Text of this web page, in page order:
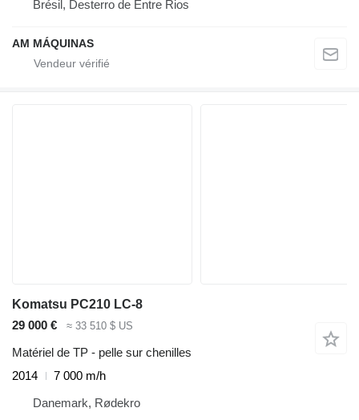
Brésil, Desterro de Entre Rios
AM MÁQUINAS
Komatsu PC210 LC-8
29 000 €
≈ 33 510 $ US
Matériel de TP - pelle sur chenilles
2014
7 000 m/h
Danemark, Rødekro